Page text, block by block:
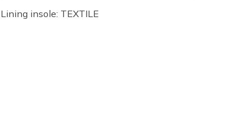
Lining insole: TEXTILE